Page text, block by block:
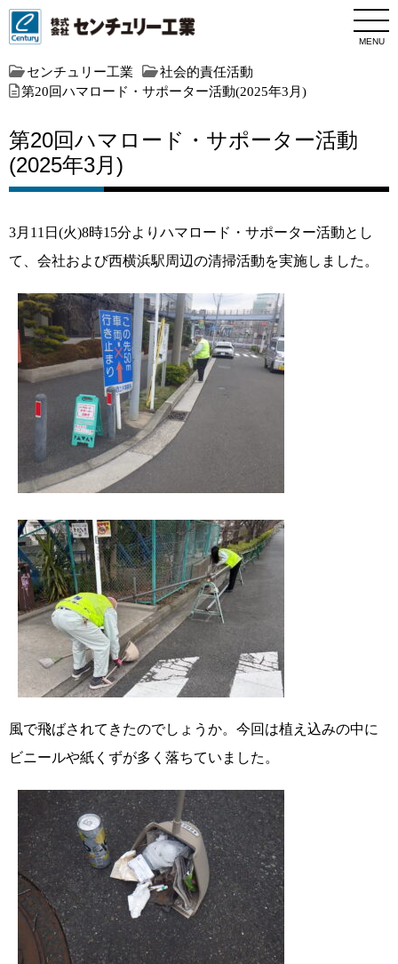
MENU
センチュリー工業
社会的責任活動
第20回ハマロード・サポーター活動(2025年3月)
第20回ハマロード・サポーター活動
(2025年3月)
3月11日(火)8時15分よりハマロード・サポーター活動とし
て、会社および西横浜駅周辺の清掃活動を実施しました。
風で飛ばされてきたのでしょうか。今回は植え込みの中に
ビニールや紙くずが多く落ちていました。